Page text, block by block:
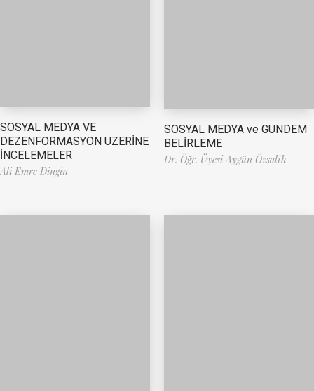
SOSYAL MEDYA VE
DEZENFORMASYON ÜZERİNE
İNCELEMELER
Ali Emre Dingin
SOSYAL MEDYA ve GÜNDEM
BELİRLEME
Dr. Öğr. Üyesi Aygün Özsalih